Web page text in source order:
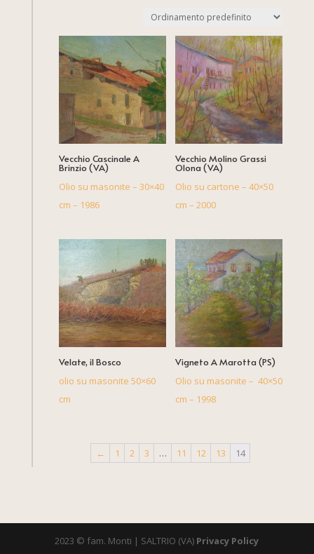
Vecchio Cascinale A
Brinzio (VA)
Olio su masonite – 30×40
cm – 1986
Vecchio Molino Grassi
Olona (VA)
Olio su cartone – 40×50
cm – 2000
Velate, il Bosco
olio su masonite 50×60
cm
Vigneto A Marotta (PS)
Olio su masonite – 40×50
cm – 1998
← 1 2 3 … 11 12 13 14
2023 © fam. Monti | SALTRIO (VA) Privacy Policy